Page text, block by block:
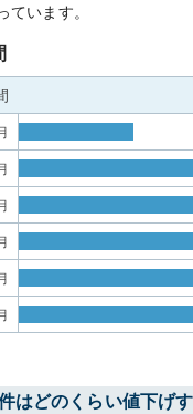
ています。
はどのくらい値下げ